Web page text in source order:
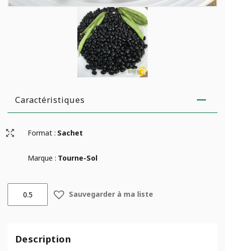
Caractéristiques
Format : Sachet
Marque : Tourne-Sol
Haricot
Black
Sauvegarder à ma liste
Description